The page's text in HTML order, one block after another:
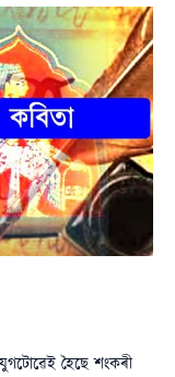
হৈছে শংকৰী